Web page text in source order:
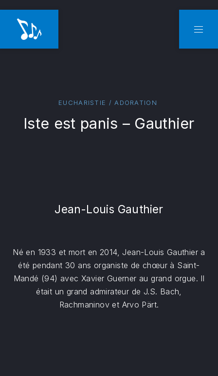
EUCHARISTIE / ADORATION
Iste est panis – Gauthier
Jean-Louis Gauthier
Né en 1933 et mort en 2014, Jean-Louis Gauthier a
été pendant 30 ans organiste de chœur à Saint-
Mandé (94) avec Xavier Guerner au grand orgue. Il
était un grand admirateur de J.S. Bach,
Rachmaninov et Arvo Pärt.